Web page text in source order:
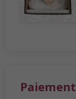
Paiement